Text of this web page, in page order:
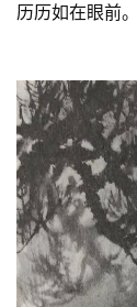
历历如在眼前